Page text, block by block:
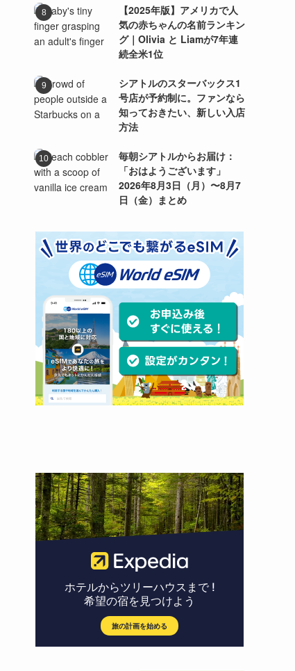
【2025年版】アメリカで人
気の赤ちゃんの名前ランキン
グ｜Olivia と Liamが7年連
続全米1位
シアトルのスターバックス1
号店が予約制に。ファンなら
知っておきたい、新しい入店
方法
毎朝シアトルからお届け：
「おはようございます」
2026年8月3日（月）〜8月7
日（金）まとめ